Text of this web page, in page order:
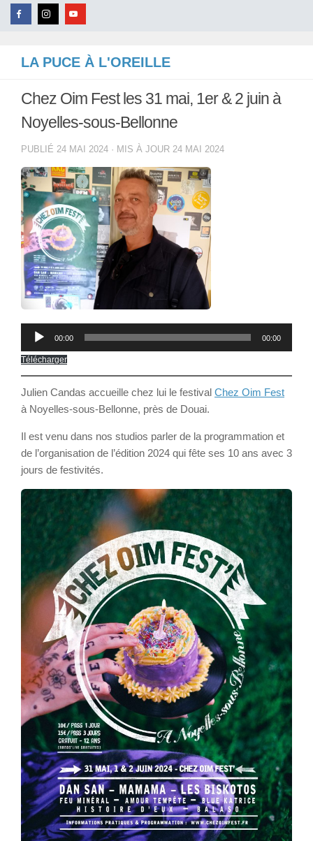
LA PUCE À L'OREILLE
Chez Oim Fest les 31 mai, 1er & 2 juin à
Noyelles-sous-Bellonne
PUBLIÉ 24 MAI 2024 · MIS À JOUR 24 MAI 2024
Lecteur
00:00 00:00
Télécharger
Julien Candas accueille chez lui le festival Chez Oim Fest
à Noyelles-sous-Bellonne, près de Douai.
Il est venu dans nos studios parler de la programmation et
de l’organisation de l’édition 2024 qui fête ses 10 ans avec 3
jours de festivités.